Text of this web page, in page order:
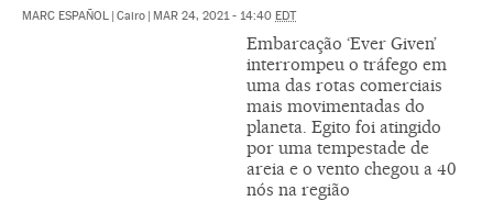
MARC ESPAÑOL | Cairo | MAR 24, 2021 - 14:40 EDT
Embarcação ‘Ever Given’
interrompeu o tráfego em
uma das rotas comerciais
mais movimentadas do
planeta. Egito foi atingido
por uma tempestade de
areia e o vento chegou a 40
nós na região